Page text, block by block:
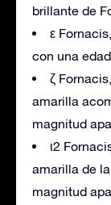
brillante de
ε
con una
ζ
amarilla
magnitud
ι2
amarilla de
magnitud